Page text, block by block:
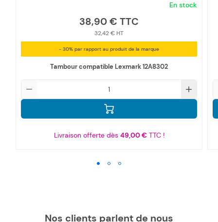
En stock
38,90 €
32,42 €
- 30% par rapport au produit de la marque
Tambour compatible Lexmark 12A8302
Livraison offerte dès 49,00 €TTC !
Nos clients parlent de nous